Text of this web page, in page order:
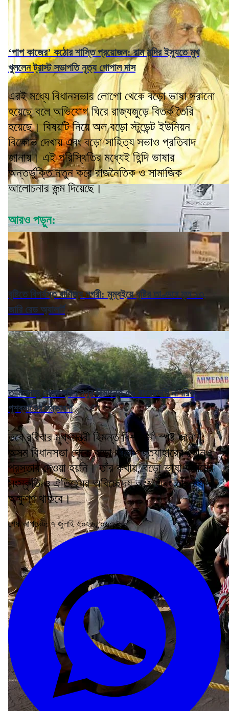
‘পাপ কাজের’ কঠোর শাস্তি প্রয়োজন: রাম মন্দির ইস্যুতে মুখ
খুললেন ট্রাস্ট সভাপতি নৃত্য গোপাল দাস
এরই মধ্যে বিধানসভার লোগো থেকে বড়ো ভাষা সরানো
হয়েছে বলে অভিযোগ ঘিরে রাজ্যজুড়ে বিতর্ক তৈরি
হয়েছে। বিষয়টি নিয়ে অল বড়ো স্টুডেন্ট ইউনিয়ন
বিক্ষোভ দেখায় এবং বড়ো সাহিত্য সভাও প্রতিবাদ
জানায়। এই পরিস্থিতির মধ্যেই হিন্দি ভাষার
অন্তর্ভুক্তি নতুন করে রাজনৈতিক ও সামাজিক
আলোচনার জন্ম দিয়েছে।
আরও পড়ুন:
বৃষ্টিতে বিপর্যস্ত বাণিজ্য নগরী: মুম্বইয়ে বৃষ্টির তাণ্ডবে মৃত ১৩,
জারি রেড অ্যালার্ট
তামিলনাড়ু থেকে হরিদাসপুর সীমান্তে ৫০ বাংলাদেশি নাগরিক,
পুশব্যাকের সম্ভাবনা
তবে রবিবার মুখ্যমন্ত্রী হিমন্ত বিশ্বশর্মা স্পষ্ট জানান,
অসম বিধানসভা থেকে বড়ো ভাষা প্রত্যাহারের কোনও
প্রস্তাব দেওয়া হয়নি। তাঁর কথায়, বড়ো ভাষা অসমের
সংস্কৃতি ও ঐতিহ্যের অবিচ্ছেদ্য অংশ এবং তার মর্যাদা
অক্ষুণ্ণ থাকবে।
শেষ আপডেট: ৭ জুলাই ২০২৬, ০৬:১৪